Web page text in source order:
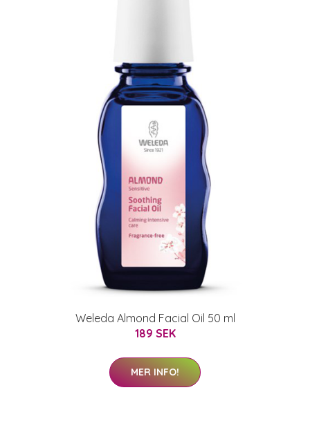
Weleda Almond Facial Oil 50 ml
189 SEK
MER INFO!